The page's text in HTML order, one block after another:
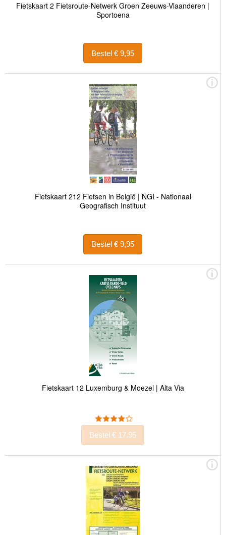
Fietskaart 2 Fietsroute-Netwerk Groen Zeeuws-Vlaanderen |
Sportoena
Bestel € 9,95
Fietskaart 212 Fietsen in België | NGI - Nationaal
Geografisch Instituut
Bestel € 9,95
Fietskaart 12 Luxemburg & Moezel | Alta Via
Bestel € 17,95